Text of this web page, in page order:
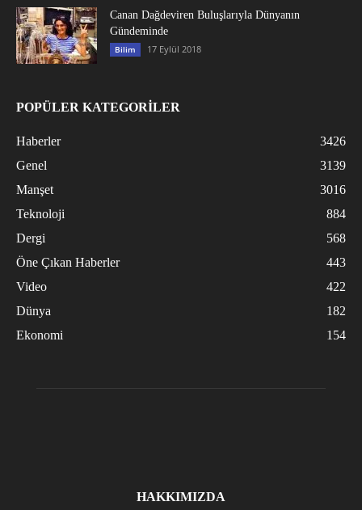
Canan Dağdeviren Buluşlarıyla Dünyanın
Gündeminde
Bilim 17 Eylül 2018
POPÜLER KATEGORİLER
Haberler
3426
Genel
3139
Manşet
3016
Teknoloji
884
Dergi
568
Öne Çıkan Haberler
443
Video
422
Dünya
182
Ekonomi
154
HAKKIMIZDA